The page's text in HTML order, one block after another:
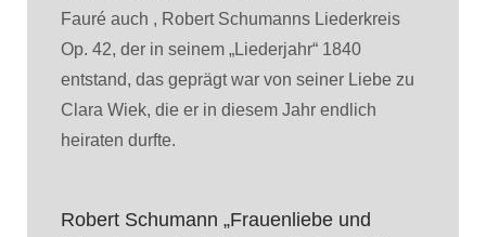
Fauré auch , Robert Schumanns Liederkreis
Op. 42, der in seinem „Liederjahr“ 1840
entstand, das geprägt war von seiner Liebe zu
Clara Wiek, die er in diesem Jahr endlich
heiraten durfte.
Robert Schumann „Frauenliebe und